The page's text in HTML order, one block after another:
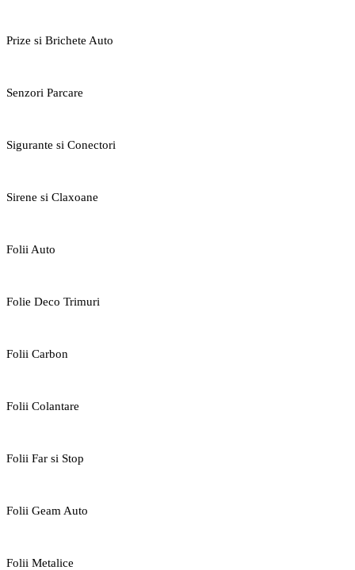
Prize si Brichete Auto
Senzori Parcare
Sigurante si Conectori
Sirene si Claxoane
Folii Auto
Folie Deco Trimuri
Folii Carbon
Folii Colantare
Folii Far si Stop
Folii Geam Auto
Folii Metalice